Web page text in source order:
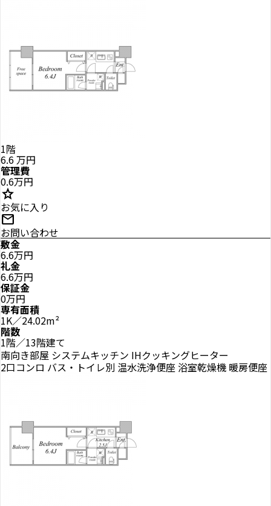
1階
6.6万円
管理費
0.6万円
star
お気に入り
mail
お問い合わせ
敷金
6.6万円
礼金
6.6万円
保証金
0万円
専有面積
1K／24.02m²
階数
1階／13階建て
南向き部屋 システムキッチン IHクッキングヒーター
2口コンロ バス・トイレ別 温水洗浄便座 浴室乾燥機 暖房便座